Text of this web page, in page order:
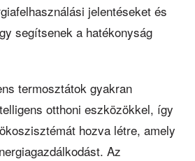
jelentéseket és
segítsenek a hatékonyság
termosztátok gyakran
otthoni eszközökkel, így
hozva létre, amely
Az